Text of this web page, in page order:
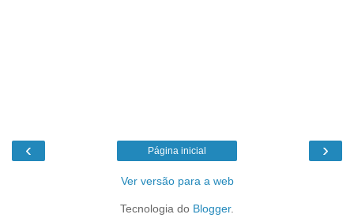
‹ ›
Página inicial
Ver versão para a web
Tecnologia do Blogger.